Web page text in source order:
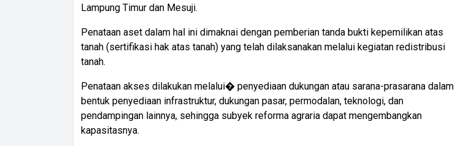
Lampung Timur dan Mesuji.
Penataan aset dalam hal ini dimaknai dengan pemberian tanda bukti kepemilikan atas
tanah (sertifikasi hak atas tanah) yang telah dilaksanakan melalui kegiatan redistribusi
tanah.
Penataan akses dilakukan melalui� penyediaan dukungan atau sarana-prasarana dalam
bentuk penyediaan infrastruktur, dukungan pasar, permodalan, teknologi, dan
pendampingan lainnya, sehingga subyek reforma agraria dapat mengembangkan
kapasitasnya.